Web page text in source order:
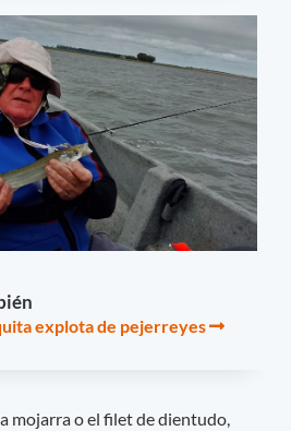
explota de pejerreyes
mojarra o el filet de dientudo,